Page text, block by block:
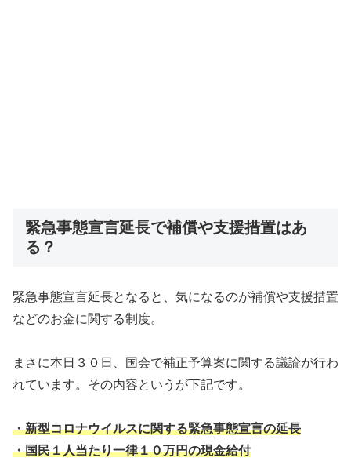
緊急事態宣言延長で補償や支援措置はあ
る？
緊急事態宣言延長となると、気になるのが補償や支援措置
などのお金に関する制度。
まさに本日３０日、国会で補正予算案に関する議論が行わ
れています。その内容というが下記です。
・新型コロナウイルスに関する緊急事態宣言の延長
・国民１人当たり一律１０万円の現金給付